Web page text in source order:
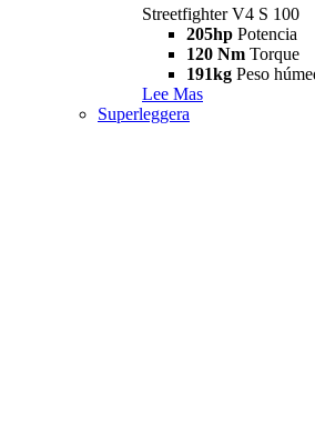
Streetfighter V4 S 100
205hp Potencia
120 Nm Torque
191kg Peso
Lee Mas
Superleggera